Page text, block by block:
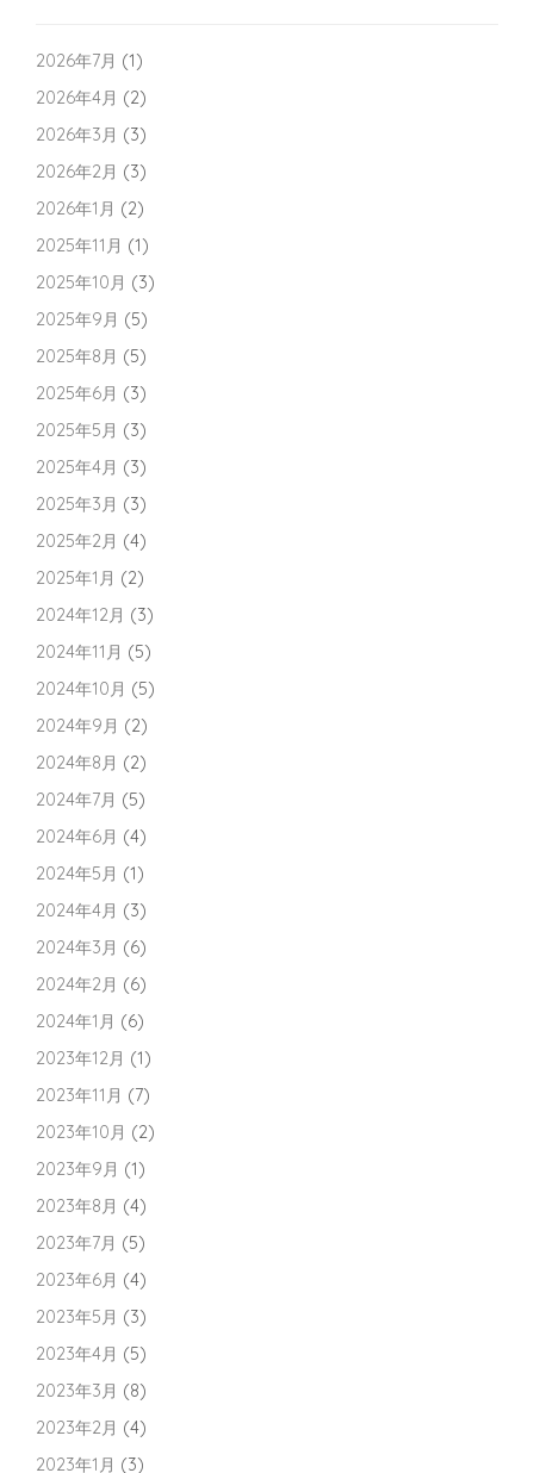
2026年7月 (1)
2026年4月 (2)
2026年3月 (3)
2026年2月 (3)
2026年1月 (2)
2025年11月 (1)
2025年10月 (3)
2025年9月 (5)
2025年8月 (5)
2025年6月 (3)
2025年5月 (3)
2025年4月 (3)
2025年3月 (3)
2025年2月 (4)
2025年1月 (2)
2024年12月 (3)
2024年11月 (5)
2024年10月 (5)
2024年9月 (2)
2024年8月 (2)
2024年7月 (5)
2024年6月 (4)
2024年5月 (1)
2024年4月 (3)
2024年3月 (6)
2024年2月 (6)
2024年1月 (6)
2023年12月 (1)
2023年11月 (7)
2023年10月 (2)
2023年9月 (1)
2023年8月 (4)
2023年7月 (5)
2023年6月 (4)
2023年5月 (3)
2023年4月 (5)
2023年3月 (8)
2023年2月 (4)
2023年1月 (3)